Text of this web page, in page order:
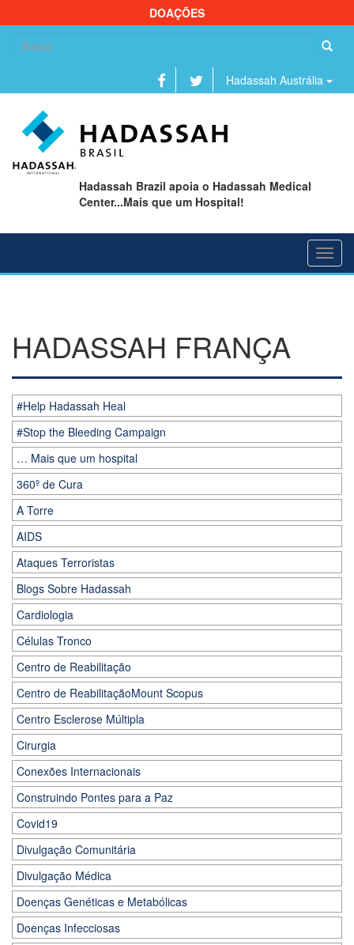
DOAÇÕES
Hadassah Austrália
Hadassah Brazil apoia o Hadassah Medical
Center...Mais que um Hospital!
HADASSAH FRANÇA
#Help Hadassah Heal
#Stop the Bleeding Campaign
… Mais que um hospital
360º de Cura
A Torre
AIDS
Ataques Terroristas
Blogs Sobre Hadassah
Cardiologia
Células Tronco
Centro de Reabilitação
Centro de ReabilitaçãoMount Scopus
Centro Esclerose Múltipla
Cirurgia
Conexões Internacionais
Construindo Pontes para a Paz
Covid19
Divulgação Comunitária
Divulgação Médica
Doenças Genéticas e Metabólicas
Doenças Infecciosas